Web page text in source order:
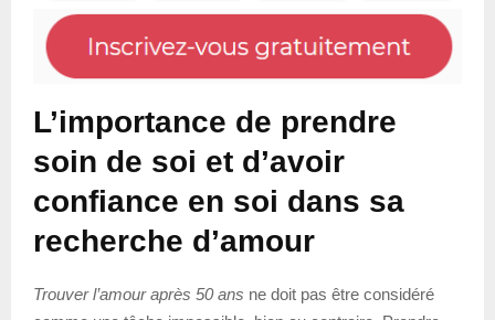
L’importance de prendre
soin de soi et d’avoir
confiance en soi dans sa
recherche d’amour
Trouver l’amour après 50 ans ne doit pas être considéré